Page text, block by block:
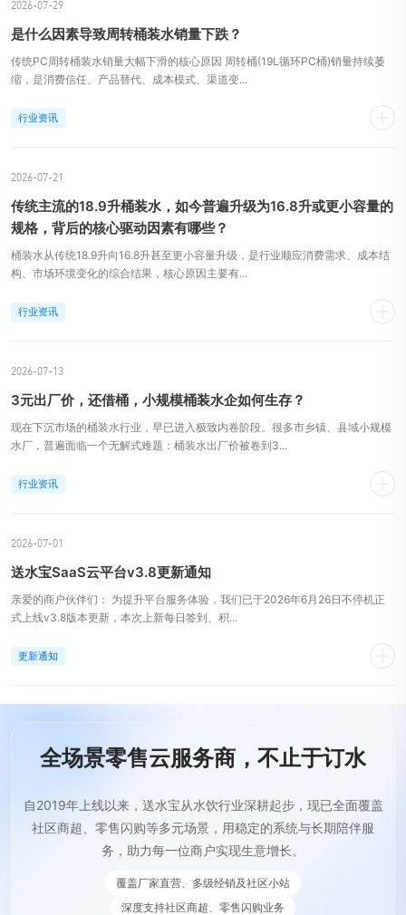
2026-07-29
是什么因素导致周转桶装水销量下跌？
传统PC周转桶装水销量大幅下滑的核心原因 周转桶(19L循环PC桶)销量持续萎
缩，是消费信任、产品替代、成本模式、渠道变...
行业资讯
2026-07-21
传统主流的18.9升桶装水，如今普遍升级为16.8升或更小容量的
规格，背后的核心驱动因素有哪些？
桶装水从传统18.9升向16.8升甚至更小容量升级，是行业顺应消费需求、成本结
构、市场环境变化的综合结果，核心原因主要有...
行业资讯
2026-07-13
3元出厂价，还借桶，小规模桶装水企如何生存？
现在下沉市场的桶装水行业，早已进入极致内卷阶段。很多市乡镇、县域小规模
水厂，普遍面临一个无解式难题：桶装水出厂价被卷到3...
行业资讯
2026-07-01
送水宝SaaS云平台v3.8更新通知
亲爱的商户伙伴们： 为提升平台服务体验，我们已于2026年6月26日不停机正
式上线v3.8版本更新，本次上新每日签到、积...
更新通知
全场景零售云服务商，不止于订水
自2019年上线以来，送水宝从水饮行业深耕起步，现已全面覆盖
社区商超、零售闪购等多元场景，用稳定的系统与长期陪伴服
务，助力每一位商户实现生意增长。
覆盖厂家直营、多级经销及社区小站
深度支持社区商超、零售闪购业务